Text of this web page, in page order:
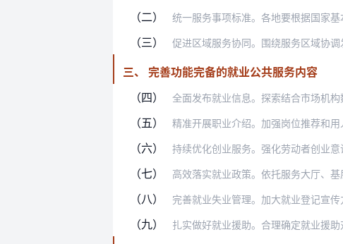
（二） 统一服务事项标准。各地要根据国家基本公共
（三） 促进区域服务协同。围绕服务区域协调发展战
三、 完善功能完备的就业公共服务内容
（四）
全面发布就业信息。探索结合市场机构数据，
（五） 精准开展职业介绍。加强岗位推荐和用人推荐
（六） 持续优化创业服务。强化劳动者创业意识培育
（七） 高效落实就业政策。依托服务大厅、基层网点
（八） 完善就业失业管理。加大就业登记宣传力度，
（九） 扎实做好就业援助。合理确定就业援助对象范